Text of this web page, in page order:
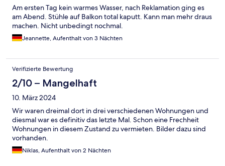
Am ersten Tag kein warmes Wasser, nach Reklamation ging es
am Abend. Stühle auf Balkon total kaputt. Kann man mehr draus
machen. Nicht unbedingt nochmal.
Jeannette, Aufenthalt von 3 Nächten
Verifizierte Bewertung
2/10 – Mangelhaft
10. März 2024
Wir waren dreimal dort in drei verschiedenen Wohnungen und
diesmal war es definitiv das letzte Mal. Schon eine Frechheit
Wohnungen in diesem Zustand zu vermieten. Bilder dazu sind
vorhanden.
Niklas, Aufenthalt von 2 Nächten